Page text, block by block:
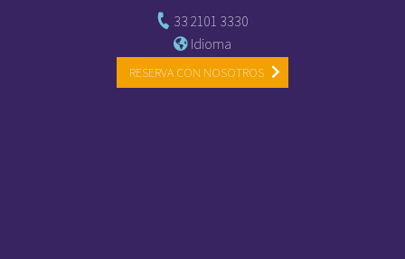
33 2101 3330
Idioma
RESERVA CON NOSOTROS